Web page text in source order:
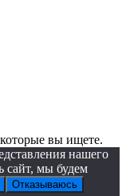
вы ищете.
нашего
сайт, мы будем
Отказываюсь